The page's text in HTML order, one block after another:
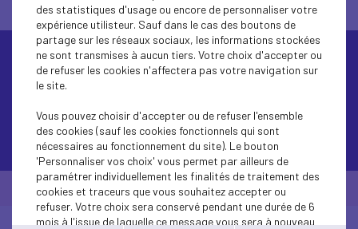
Contactez-nous
© Medef Pays de la Loire 2026 -Mentions légales
des statistiques d'usage ou encore de personnaliser votre
expérience utilisteur. Sauf dans le cas des boutons de
partage sur les réseaux sociaux, les informations stockées
ne sont transmises à aucun tiers. Votre choix d'accepter ou
de refuser les cookies n'affectera pas votre navigation sur
le site.
Vous pouvez choisir d'accepter ou de refuser l'ensemble
des cookies (sauf les cookies fonctionnels qui sont
nécessaires au fonctionnement du site). Le bouton
'Personnaliser vos choix' vous permet par ailleurs de
paramétrer individuellement les finalités de traitement des
cookies et traceurs que vous souhaitez accepter ou
refuser. Votre choix sera conservé pendant une durée de 6
mois à l'issue de laquelle ce message vous sera à nouveau